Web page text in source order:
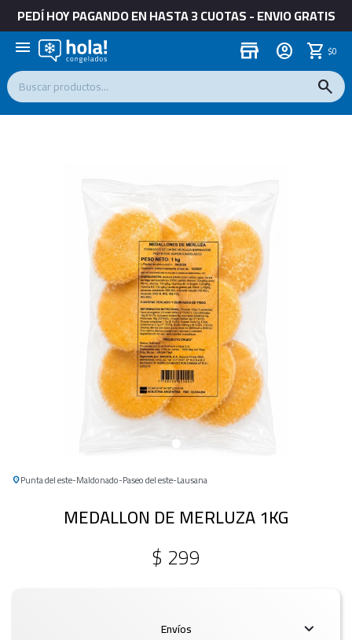
PEDÍ HOY PAGANDO EN HASTA 3 CUOTAS - ENVIO GRATIS
menu store $0
Punta del este Maldonado Paseo del este Lausana
MEDALLON DE MERLUZA 1KG
$ 299
Envíos